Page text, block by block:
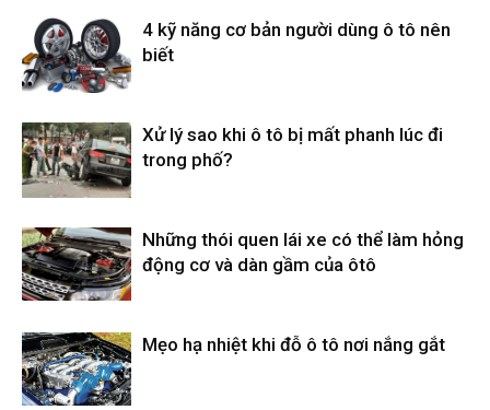
4 kỹ năng cơ bản người dùng ô tô nên
biết
Xử lý sao khi ô tô bị mất phanh lúc đi
trong phố?
Những thói quen lái xe có thể làm hỏng
động cơ và dàn gầm của ôtô
Mẹo hạ nhiệt khi đỗ ô tô nơi nắng gắt